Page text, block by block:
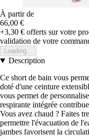
À partir de
66,00 €
+3,30 € offerts sur votre
validation de votre
Loading...
Description
Ce short de bain vous
doté d'une ceinture
vous permet de
respirante intégrée
Vous avez chaud ? Faites
permettre l'évacuation de
jambes favorisent la